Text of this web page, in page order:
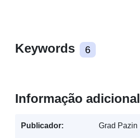
Keywords 6
Informação adicional
Publicador: Grad Pazin